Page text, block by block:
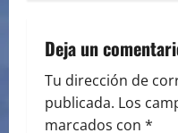
i
g
Deja un
Tu dirección de
publicada. Los
marcados con *